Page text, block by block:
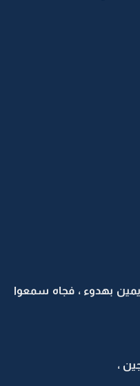
بهدوء ، فجاه سمعوا
،